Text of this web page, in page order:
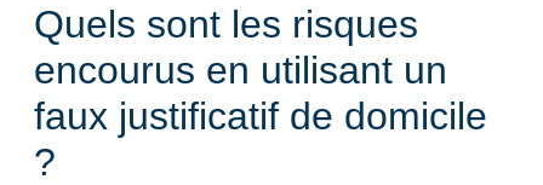
Quels sont les risques
encourus en utilisant un
faux justificatif de domicile
?